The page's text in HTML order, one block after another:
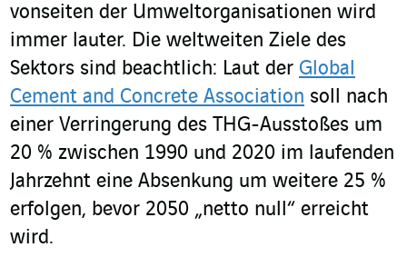
vonseiten der Umweltorganisationen wird
immer lauter. Die weltweiten Ziele des
Sektors sind beachtlich: Laut der Global
Cement and Concrete Association soll nach
einer Verringerung des THG-Ausstoßes um
20 % zwischen 1990 und 2020 im laufenden
Jahrzehnt eine Absenkung um weitere 25 %
erfolgen, bevor 2050 „netto null“ erreicht
wird.